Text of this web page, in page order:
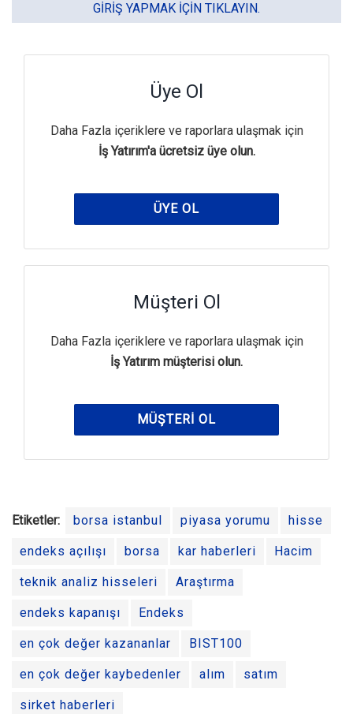
GIRIŞ YAPMAK IÇIN TIKLAYIN.
Üye Ol
Daha Fazla içeriklere ve raporlara ulaşmak için
İş Yatırım'a ücretsiz üye olun.
ÜYE OL
Müşteri Ol
Daha Fazla içeriklere ve raporlara ulaşmak için
İş Yatırım müşterisi olun.
MÜŞTERI OL
Etiketler: borsa istanbul piyasa yorumu hisse
endeks açılışı borsa kar haberleri Hacim
teknik analiz hisseleri Araştırma
endeks kapanışı Endeks
en çok değer kazananlar BIST100
en çok değer kaybedenler alım satım
sirket haberleri